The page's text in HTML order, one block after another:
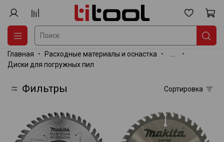
Главная Расходные материалы и оснастка
Диски для погружных пил
Фильтры Сортировка